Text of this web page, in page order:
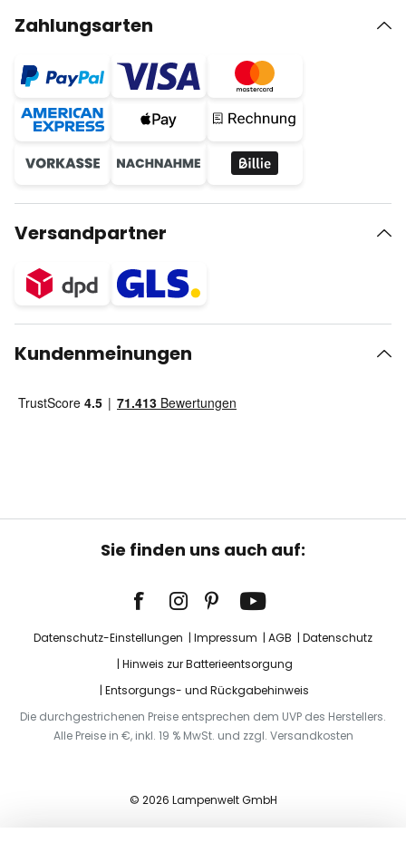
Zahlungsarten
Versandpartner
Kundenmeinungen
Sie finden uns auch auf:
Datenschutz-Einstellungen Impressum AGB
Datenschutz
Hinweis zur Batterieentsorgung
Entsorgungs- und Rückgabehinweis
Die durchgestrichenen Preise entsprechen dem UVP des Herstellers.
Alle Preise in €, inkl. 19 % MwSt. und zzgl. Versandkosten
© 2026 Lampenwelt GmbH